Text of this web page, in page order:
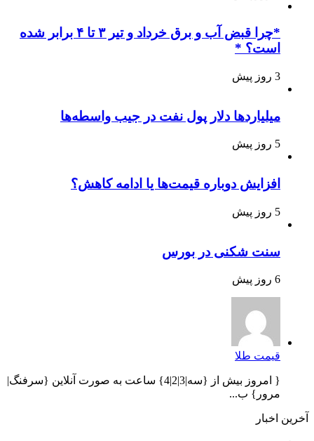
*چرا قبض آب و برق خرداد و تیر ۳ تا ۴ برابر شده
است؟ *
3 روز پیش
میلیاردها دلار پول نفت در جیب واسطه‌ها
5 روز پیش
افزایش دوباره قیمت‌ها یا ادامه کاهش؟
5 روز پیش
سنت شکنی در بورس
6 روز پیش
قیمت طلا
{ امروز بیش از {سه|3|2|4} ساعت به صورت آنلاین {سرفنگ|
مرور} ب...
آخرین اخبار